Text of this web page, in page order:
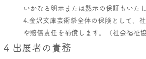
いかなる明示または黙示の保証もいたし
4.金沢文庫芸術祭全体の保険として、
や賠償責任を補償します。（社会福祉
4 出展者の責務